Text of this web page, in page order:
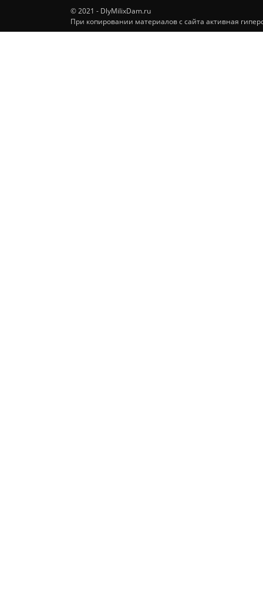
© 2021 - DlyMilixDam.ru
При копировании материалов с сайта активная